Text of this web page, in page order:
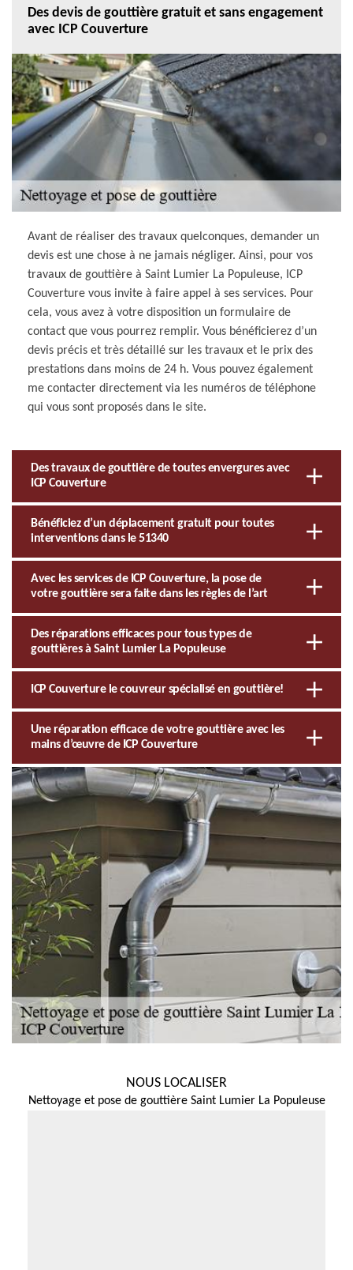
Des devis de gouttière gratuit et sans engagement
avec ICP Couverture
Avant de réaliser des travaux quelconques, demander un
devis est une chose à ne jamais négliger. Ainsi, pour vos
travaux de gouttière à Saint Lumier La Populeuse, ICP
Couverture vous invite à faire appel à ses services. Pour
cela, vous avez à votre disposition un formulaire de
contact que vous pourrez remplir. Vous bénéficierez d’un
devis précis et très détaillé sur les travaux et le prix des
prestations dans moins de 24 h. Vous pouvez également
me contacter directement via les numéros de téléphone
qui vous sont proposés dans le site.
Des travaux de gouttière de toutes envergures avec
ICP Couverture
Bénéficiez d’un déplacement gratuit pour toutes
interventions dans le 51340
Avec les services de ICP Couverture, la pose de
votre gouttière sera faite dans les règles de l’art
Des réparations efficaces pour tous types de
gouttières à Saint Lumier La Populeuse
ICP Couverture le couvreur spécialisé en gouttière!
Une réparation efficace de votre gouttière avec les
mains d’œuvre de ICP Couverture
NOUS LOCALISER
Nettoyage et pose de gouttière Saint Lumier La Populeuse